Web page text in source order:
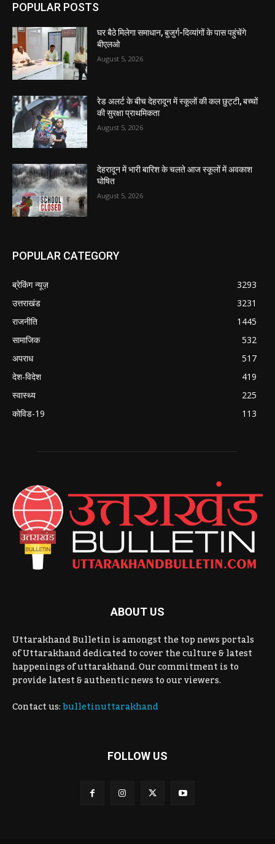
POPULAR POSTS
घर बैठे मिलेगा समाधान, बुजुर्ग-दिव्यांगों के पास पहुंचेंगे
बीएलओ
August 5, 2026
रेड अलर्ट के बीच देहरादून में स्कूलों की कल छुट्टी, बच्चों
की सुरक्षा प्राथमिकता
August 5, 2026
देहरादून में भारी बारिश के चलते आज स्कूलों में अवकाश
घोषित
August 5, 2026
POPULAR CATEGORY
ब्रेकिंग न्यूज़
3293
उत्तराखंड
3231
राजनीति
1445
सामाजिक
532
अपराध
517
देश-विदेश
419
स्वास्थ्य
225
कोविड-19
113
ABOUT US
Uttarakhand Bulletin is amongst the top news portals
of Uttarakhand dedicated to cover the culture & latest
happenings of uttarakhand. Our commitment is to
provide latest & authentic news to our viewers.
Contact us:bulletinuttarakhand
FOLLOW US